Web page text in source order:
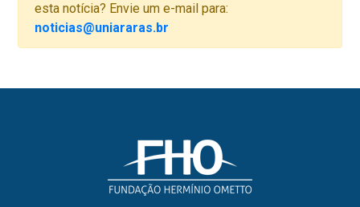
esta notícia? Envie um e-mail para:
noticias@uniararas.br